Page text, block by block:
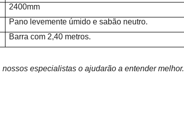
2400mm
Pano levemente úmido e sabão neutro.
Barra com 2,40 metros.
especialistas o ajudarão a entender melhor.